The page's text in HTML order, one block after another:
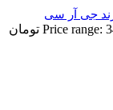
جی آر سی
Price range: 349.000 تومان